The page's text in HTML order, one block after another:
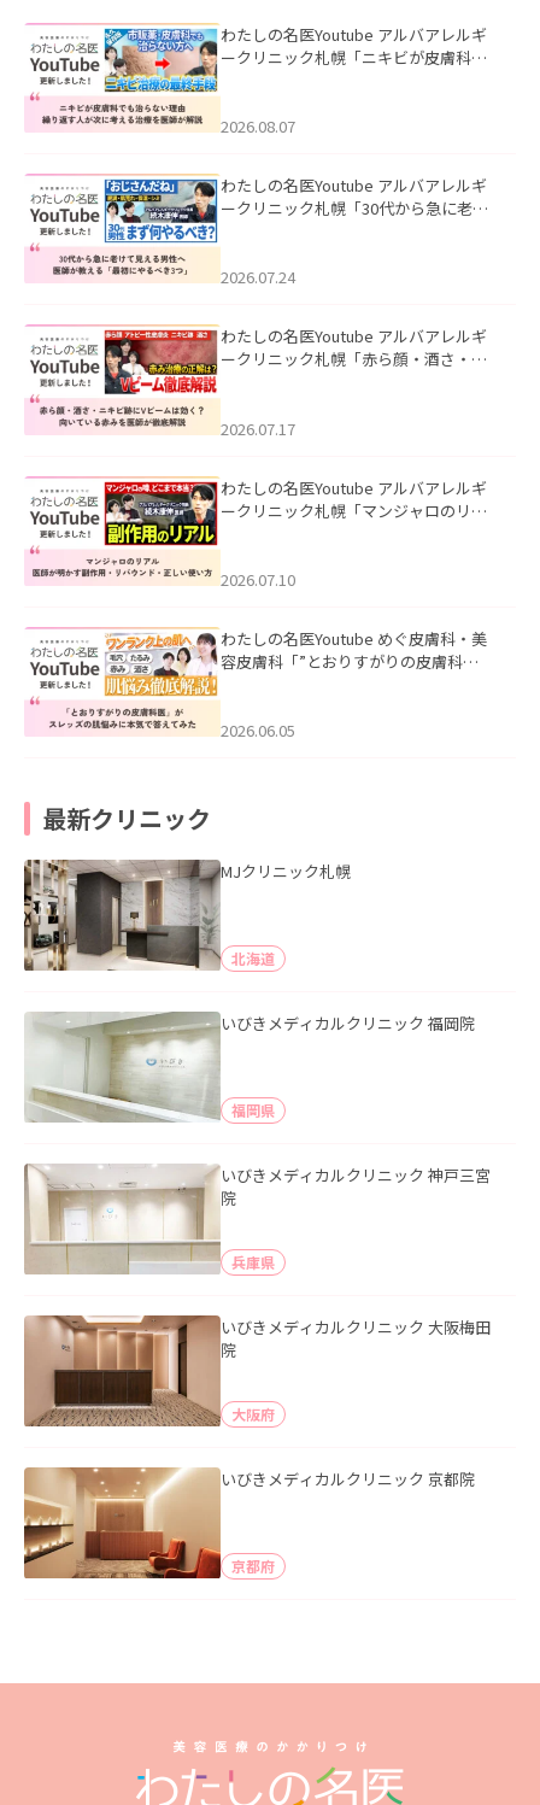
わたしの名医Youtube アルバアレルギ
ークリニック札幌「ニキビが皮膚科で
ました。
2026.08.07
わたしの名医Youtube アルバアレルギ
ークリニック札幌「30代から急に老け
た。
2026.07.24
わたしの名医Youtube アルバアレルギ
ークリニック札幌「赤ら顔・酒さ・ニ
した。
2026.07.17
わたしの名医Youtube アルバアレルギ
ークリニック札幌「マンジャロのリア
た。
2026.07.10
わたしの名医Youtube めぐ皮膚科・美
容皮膚科「”とおりすがりの皮膚科
2026.06.05
最新クリニック
MJクリニック札幌
北海道
いびきメディカルクリニック 福岡院
福岡県
いびきメディカルクリニック 神戸三宮
院
兵庫県
いびきメディカルクリニック 大阪梅田
院
大阪府
いびきメディカルクリニック 京都院
京都府